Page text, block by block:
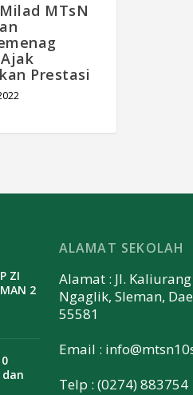
MTsN
Prestasi
ZI
2
ALAMAT SEKOLAH
Alamat : Jl.
Ngaglik, Sleman,
55581
Email :
Telp : (0274) 883754